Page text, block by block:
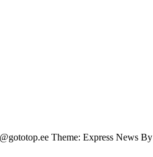
Theme: Express News By